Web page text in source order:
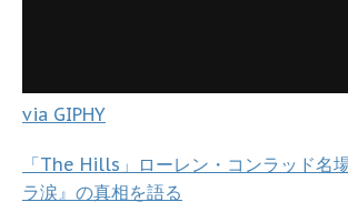
via GIPHY
「The Hills」ローレン・コンラッド名
ラ涙』の真相を語る